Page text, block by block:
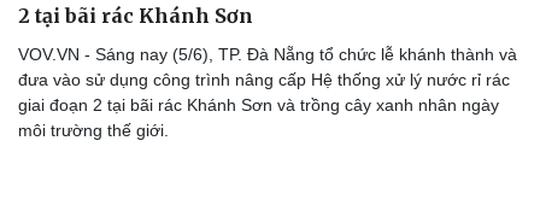
2 tại bãi rác Khánh Sơn
VOV.VN - Sáng nay (5/6), TP. Đà Nẵng tổ chức lễ khánh thành và
đưa vào sử dụng công trình nâng cấp Hệ thống xử lý nước rỉ rác
giai đoạn 2 tại bãi rác Khánh Sơn và trồng cây xanh nhân ngày
môi trường thế giới.